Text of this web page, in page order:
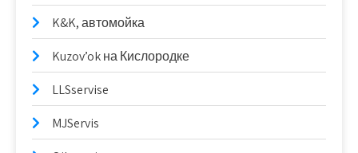
K&K, автомойка
Kuzov’ok на Кислородке
LLSservise
MJServis